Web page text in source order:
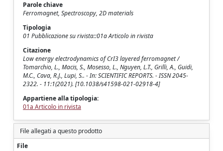
Parole chiave
Ferromagnet, Spectroscopy, 2D materials
Tipologia
01 Pubblicazione su rivista::01a Articolo in rivista
Citazione
Low energy electrodynamics of CrI3 layered ferromagnet /
Tomarchio, L., Macis, S., Mosesso, L., Nguyen, L.T., Grilli, A., Guidi,
M.C., Cava, R.J., Lupi, S.. - In: SCIENTIFIC REPORTS. - ISSN 2045-
2322. - 11:1(2021). [10.1038/s41598-021-02918-4]
Appartiene alla tipologia:
01a Articolo in rivista
File allegati a questo prodotto
File